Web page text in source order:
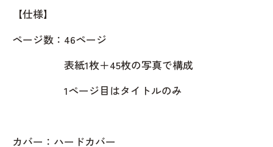
お宮参りと七五三の写真撮影が人気
お宮参りと七五三だけじゃない！家族の絆を
見ているだけで幸せな気持ちになる写真
監修者：池田一喜
【仕様】
ページ数：46ページ
表紙1枚＋45枚の写真で構成
1ページ目はタイトルのみ
カバー：ハードカバー